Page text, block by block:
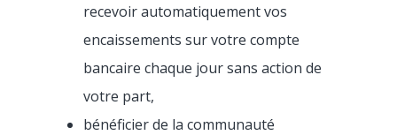
recevoir automatiquement vos
encaissements sur votre compte
bancaire chaque jour sans action de
votre part,
bénéficier de la communauté